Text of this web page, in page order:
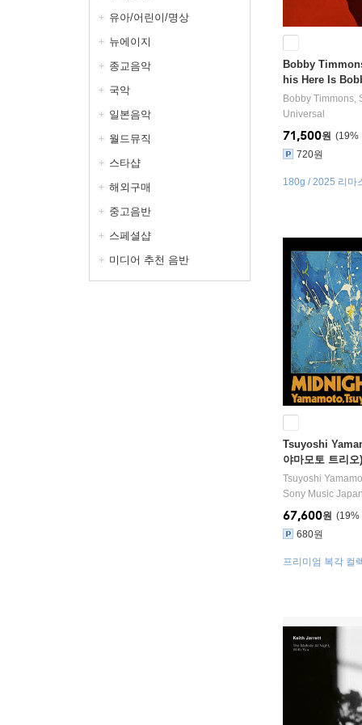
유아/어린이/명상
뉴에이지
종교음악
국악
일본음악
월드뮤직
스타샵
해외구매
중고음반
스페셜샵
미디어 추천 음반
Bobby
his Here Is
Bobby Timmons,
Universal
19%
71,500원
720원
180g / 2025 리마
Tsuyoshi
야마모토 트리
[LP]
Tsuyoshi
Sony Music
19%
67,600원
680원
프리미엄 복각 컬